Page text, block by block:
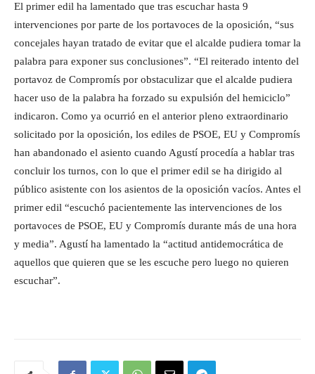
El primer edil ha lamentado que tras escuchar hasta 9
intervenciones por parte de los portavoces de la oposición, “sus
concejales hayan tratado de evitar que el alcalde pudiera tomar la
palabra para exponer sus conclusiones”. “El reiterado intento del
portavoz de Compromís por obstaculizar que el alcalde pudiera
hacer uso de la palabra ha forzado su expulsión del hemiciclo”
indicaron. Como ya ocurrió en el anterior pleno extraordinario
solicitado por la oposición, los ediles de PSOE, EU y Compromís
han abandonado el asiento cuando Agustí procedía a hablar tras
concluir los turnos, con lo que el primer edil se ha dirigido al
público asistente con los asientos de la oposición vacíos. Antes el
primer edil “escuchó pacientemente las intervenciones de los
portavoces de PSOE, EU y Compromís durante más de una hora
y media”. Agustí ha lamentado la “actitud antidemocrática de
aquellos que quieren que se les escuche pero luego no quieren
escuchar”.